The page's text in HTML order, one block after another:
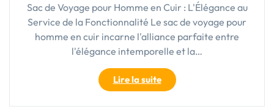
Sac de Voyage pour Homme en Cuir : L'Élégance au
Service de la Fonctionnalité Le sac de voyage pour
homme en cuir incarne l'alliance parfaite entre
l'élégance intemporelle et la…
Lire la suite"Élégance
et
Praticité